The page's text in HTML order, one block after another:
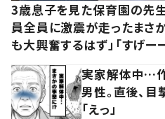
3歳息子を見た保育園の先生
員全員に激震が走ったまさ
も大興奮するはず」「すげーー
実家解体中…
男性。直後、
「えっ」